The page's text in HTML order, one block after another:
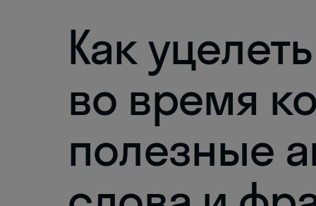
Как
во время
полезные